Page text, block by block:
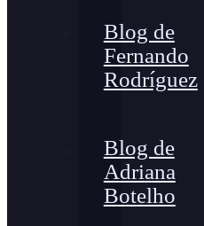
Blog de
Fernando
Rodríguez
Blog de
Adriana
Botelho